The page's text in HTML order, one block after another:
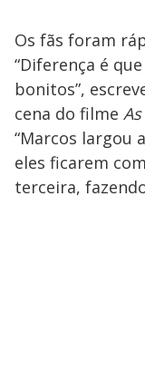
Os fãs foram
“Diferença é
bonitos”,
cena do filme
“Marcos largou
eles ficarem
terceira,